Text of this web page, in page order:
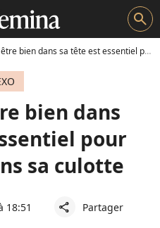
search
dans sa tête est essentiel pour être bien dans sa culotte
bien dans
pour
sa culotte
18:51 share Partager